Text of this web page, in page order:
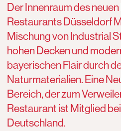
Der Innenraum des
Restaurants Düsseldorf
Mischung von Industrial
hohen Decken und
bayerischen Flair durch
Naturmaterialien. Eine
Bereich, der zum
Restaurant ist Mitglied
Deutschland.